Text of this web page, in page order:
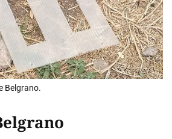
Belgrano.